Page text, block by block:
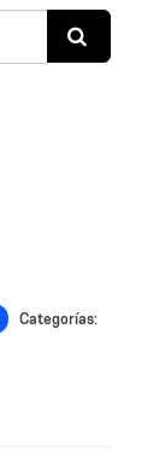
Categorías: